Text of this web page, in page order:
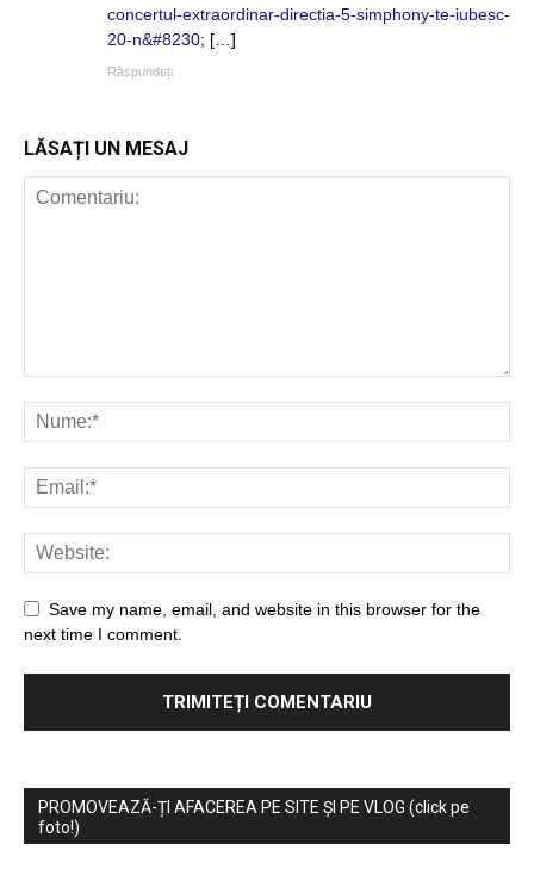
concertul-extraordinar-directia-5-simphony-te-iubesc-
20-n&#8230; […]
Răspundeți
LĂSAȚI UN MESAJ
Save my name, email, and website in this browser for the
next time I comment.
PROMOVEAZĂ-ȚI AFACEREA PE SITE ȘI PE VLOG (click pe
foto!)